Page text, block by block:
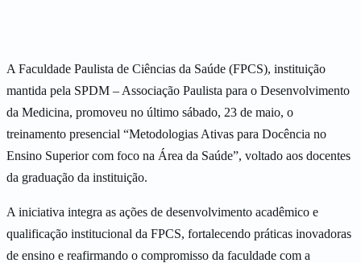
A Faculdade Paulista de Ciências da Saúde (FPCS), instituição
mantida pela SPDM – Associação Paulista para o Desenvolvimento
da Medicina, promoveu no último sábado, 23 de maio, o
treinamento presencial “Metodologias Ativas para Docência no
Ensino Superior com foco na Área da Saúde”, voltado aos docentes
da graduação da instituição.
A iniciativa integra as ações de desenvolvimento acadêmico e
qualificação institucional da FPCS, fortalecendo práticas inovadoras
de ensino e reafirmando o compromisso da faculdade com a